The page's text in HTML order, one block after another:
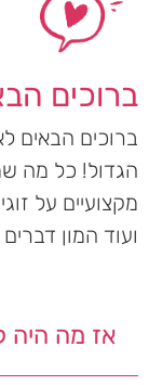
ברוכים
ברוכים הבאים
הגדול! כל מה
מקצועיים על
ועוד המון
אז מה היה